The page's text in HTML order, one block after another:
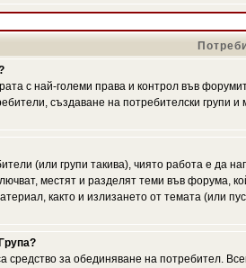
с най-големи права и контрол във
създаване на потребителски групи
(или групи такива), чиято работа е да
местят и разделят теми във форума,
както и излизането от темата (или
средство за обединяване на потребител.